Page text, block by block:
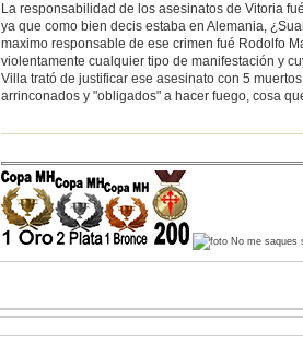
La responsabilidad de los asesinatos de Vitoria
ya que como bien decis estaba en Alemania,
maximo responsable de ese crimen fué Rodolfo
violentamente cualquier tipo de manifestación y
Villa trató de justificar ese asesinato con 5
arrinconados y "obligados" a hacer fuego, cosa
No me saques